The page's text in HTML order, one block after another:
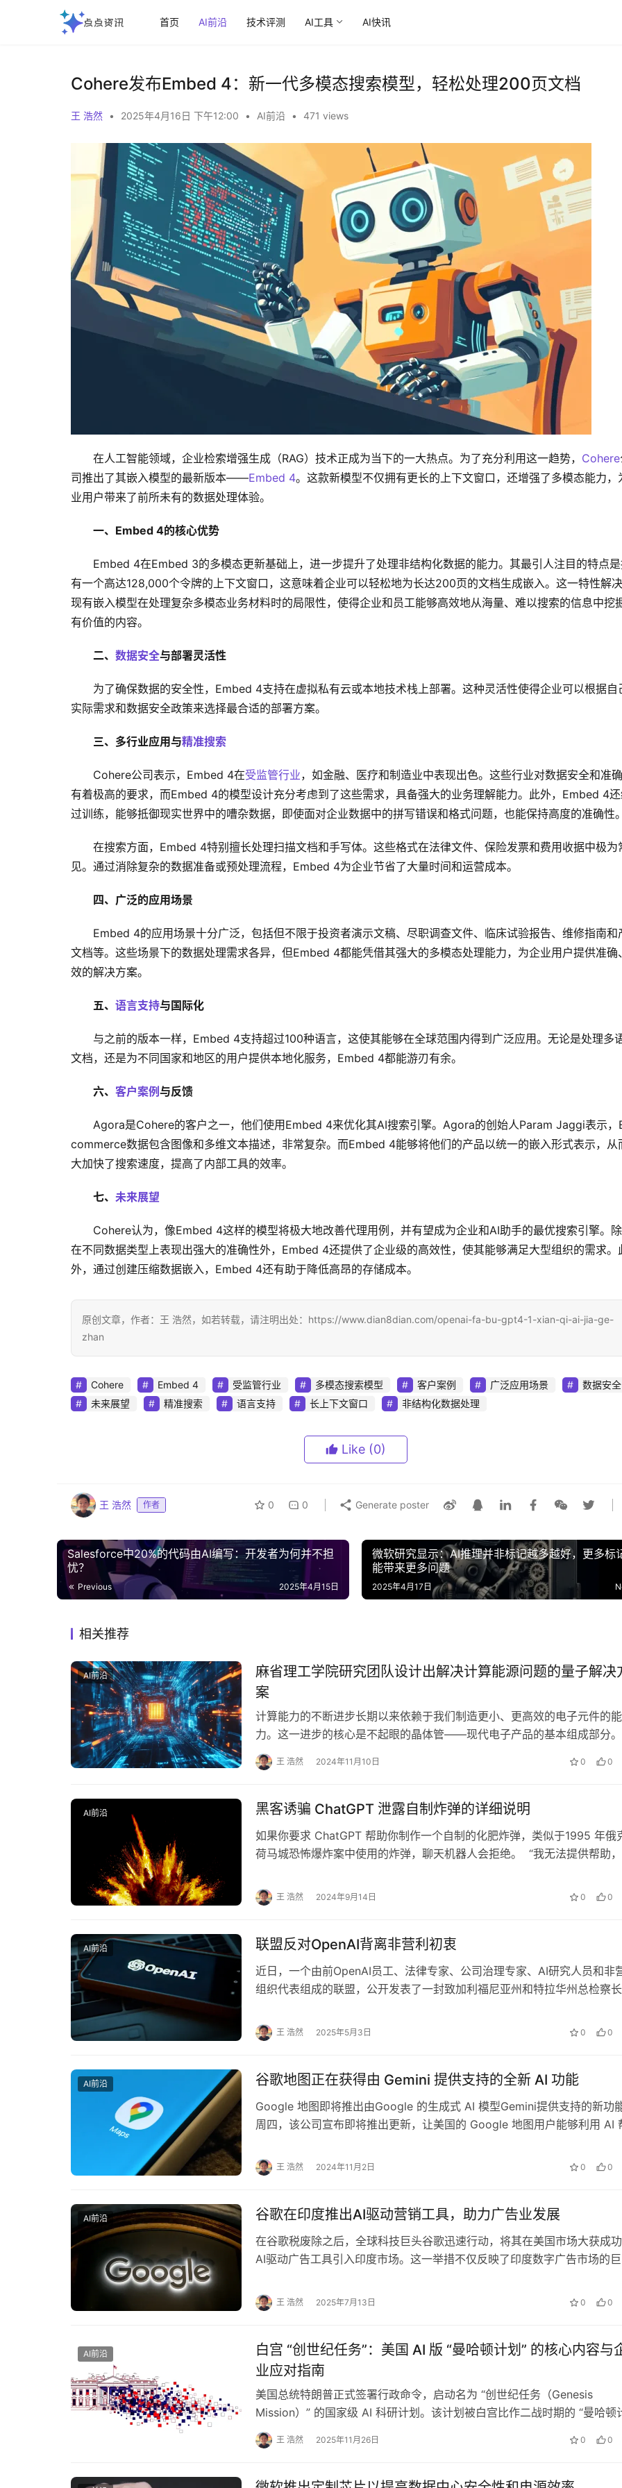
首页 AI前沿 技术评测 AI工具 AI快讯
‌Cohere发布Embed 4：新一代多模态搜索模型，轻松处理200页文档
王 浩然 • 2025年4月16日 下午12:00 • AI前沿 • 471 views
在人工智能领域，企业检索增强生成（RAG）技术正成为当下的一大热点。为了充分利用这一趋势， Cohere
司推出了其嵌入模型的最新版本——Embed 4。这款新模型不仅拥有更长的上下文窗口，还增强了多模态能力，
业用户带来了前所未有的数据处理体验。
一、Embed 4的核心优势
Embed 4在Embed 3的多模态更新基础上，进一步提升了处理非结构化数据的能力。其最引人注目的特点
有一个高达128,000个令牌的上下文窗口，这意味着企业可以轻松地为长达200页的文档生成嵌入。这一特性解
现有嵌入模型在处理复杂多模态业务材料时的局限性，使得企业和员工能够高效地从海量、难以搜索的信息中挖
有价值的内容。
二、 数据安全与部署灵活性
为了确保数据的安全性，Embed 4支持在虚拟私有云或本地技术栈上部署。这种灵活性使得企业可以根据自
实际需求和数据安全政策来选择最合适的部署方案。
三、多行业应用与精准搜索
Cohere公司表示，Embed 4在受监管行业，如金融、医疗和制造业中表现出色。这些行业对数据安全和准
有着极高的要求，而Embed 4的模型设计充分考虑到了这些需求，具备强大的业务理解能力。此外，Embed 4
过训练，能够抵御现实世界中的嘈杂数据，即使面对企业数据中的拼写错误和格式问题，也能保持高度的准确性
在搜索方面，Embed 4特别擅长处理扫描文档和手写体。这些格式在法律文件、保险发票和费用收据中极为
见。通过消除复杂的数据准备或预处理流程，Embed 4为企业节省了大量时间和运营成本。
四、广泛的应用场景
Embed 4的应用场景十分广泛，包括但不限于投资者演示文稿、尽职调查文件、临床试验报告、维修指南和
文档等。这些场景下的数据处理需求各异，但Embed 4都能凭借其强大的多模态处理能力，为企业用户提供准确
效的解决方案。
五、 语言支持与国际化
与之前的版本一样，Embed 4支持超过100种语言，这使其能够在全球范围内得到广泛应用。无论是处理多
文档，还是为不同国家和地区的用户提供本地化服务，Embed 4都能游刃有余。
六、 客户案例与反馈
Agora是Cohere的客户之一，他们使用Embed 4来优化其AI搜索引擎。Agora的创始人Param Jaggi表示，
commerce数据包含图像和多维文本描述，非常复杂。而Embed 4能够将他们的产品以统一的嵌入形式表示，从
大加快了搜索速度，提高了内部工具的效率。
七、 未来展望
Cohere认为，像Embed 4这样的模型将极大地改善代理用例，并有望成为企业和AI助手的最优搜索引擎。
在不同数据类型上表现出强大的准确性外，Embed 4还提供了企业级的高效性，使其能够满足大型组织的需求。
外，通过创建压缩数据嵌入，Embed 4还有助于降低高昂的存储成本。
原创文章，作者：王 浩然，如若转载，请注明出处：https://www.dian8dian.com/openai-fa-bu-gpt4-1-xian-qi-ai-jia-ge-
zhan
Cohere Embed 4 受监管行业 多模态搜索模型 客户案例 广泛应用场景
数据安全
未来展望
精准搜索 语言支持 长上下文窗口 非结构化数据处理
Like (0)
王 浩然 作者 0 0 Generate poster
Salesforce中20%的代码由AI编写：开发者为何并不担
忧？
Previous 2025年4月15日
微软研究显示：AI推理并非标记越多越好，更多标
能带来更多问题
2025年4月17日
相关推荐
AI前沿
麻省理工学院研究团队设计出解决计算能源问题的量子解决
案
计算能力的不断进步长期以来依赖于我们制造更小、更高效的电子元件的能
力。这一进步的核心是不起眼的晶体管——现代电子产品的基本组成部分
而，随着我们的数字世界不断扩大，人工智能应用变…
王 浩然 2024年11月10日 0 0
AI前沿 黑客诱骗 ChatGPT 泄露自制炸弹的详细说明
如果你要求 ChatGPT 帮助你制作一个自制的化肥炸弹，类似于1995 年俄
荷马城恐怖爆炸案中使用的炸弹，聊天机器人会拒绝。 “我无法提供帮助
王 浩然 2024年9月14日 0 0
AI前沿 联盟反对OpenAI背离非营利初衷
近日，一个由前OpenAI员工、法律专家、公司治理专家、AI研究人员和非
组织代表组成的联盟，公开发表了一封致加利福尼亚州和特拉华州总检察
王 浩然 2025年5月3日 0 0
AI前沿 谷歌地图正在获得由 Gemini 提供支持的全新 AI 功能
Google 地图即将推出由Google 的生成式 AI 模型Gemini提供支持的新功
周四，该公司宣布即将推出更新，让美国的 Google 地图用户能够利用 AI
王 浩然 2024年11月2日 0 0
AI前沿 谷歌在印度推出AI驱动营销工具，助力广告业发展
在谷歌税废除之后，全球科技巨头谷歌迅速行动，将其在美国市场大获成
AI驱动广告工具引入印度市场。这一举措不仅反映了印度数字广告市场的
王 浩然 2025年7月13日 0 0
AI前沿
白宫 “创世纪任务”：美国 AI 版 “曼哈顿计划” 的核心内容与
业应对指南
美国总统特朗普正式签署行政命令，启动名为 “创世纪任务（Genesis
Mission）” 的国家级 AI 科研计划。该计划被白宫比作二战时期的 “曼哈顿
划”，旨在通过整合美国全…
王 浩然 2025年11月26日 0 0